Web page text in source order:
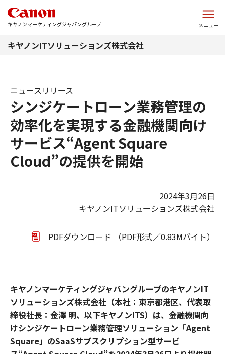
キヤノンマーケティングジャパングループ メニュー
キヤノンITソリューションズ株式会社
シンジケートローン業務管理の
効率化を実現する金融機関向け
サービス“Agent Square
Cloud”の提供を開始
ニュースリリース
2024年3月26日
キヤノンITソリューションズ株式会社
PDFダウンロード （PDF形式／0.83Mバイト）
キヤノンマーケティングジャパングループのキヤノンIT
ソリューションズ株式会社（本社：東京都港区、代表取
締役社長：金澤 明、以下キヤノンITS）は、金融機関向
けシンジケートローン業務管理ソリューション「Agent
Square」のSaaSサブスクリプション型サービ